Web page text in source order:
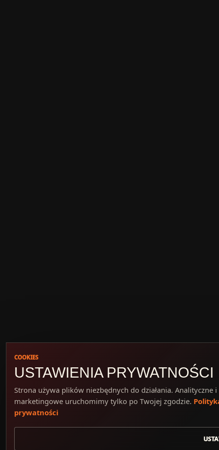
COOKIES
USTAWIENIA PRYWATNOŚCI
Strona używa plików niezbędnych do działania. Analityczne i
marketingowe uruchomimy tylko po Twojej zgodzie.
prywatności